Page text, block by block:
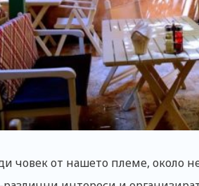
човек от нашето племе, около